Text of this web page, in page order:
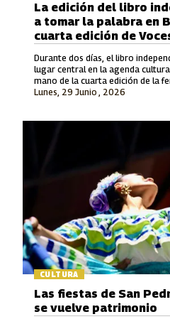
Durante dos días, el libro
lugar central en la agenda
mano de la cuarta edición de la
Lunes, 29 Junio , 2026
La edición del libro
a tomar la palabra en
cuarta edición de
CULTURA
Las fiestas de San
se vuelve patrimonio